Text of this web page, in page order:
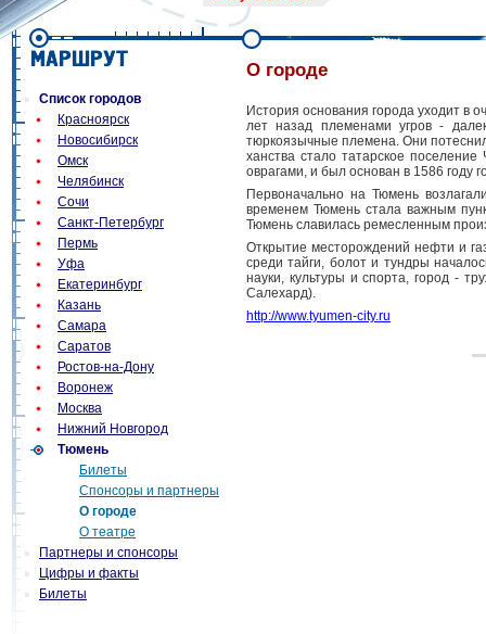
Список городов
Красноярск
Новосибирск
Омск
Челябинск
Сочи
Санкт-Петербург
Пермь
Уфа
Екатеринбург
Казань
Самара
Саратов
Ростов-на-Дону
Воронеж
Москва
Нижний Новгород
Тюмень
Билеты
Спонсоры и партнеры
О городе
О театре
Партнеры и спонсоры
Цифры и факты
Билеты
О городе
История основания города уходит в
лет назад племенами угров -
тюркоязычные племена. Они
ханства стало татарское
оврагами, и был основан в 1586 году
Первоначально на Тюмень
временем Тюмень стала важным
Тюмень славилась ремесленным
Открытие месторождений нефти и
среди тайги, болот и тундры
науки, культуры и спорта, город -
Салехард).
http://www.tyumen-city.ru